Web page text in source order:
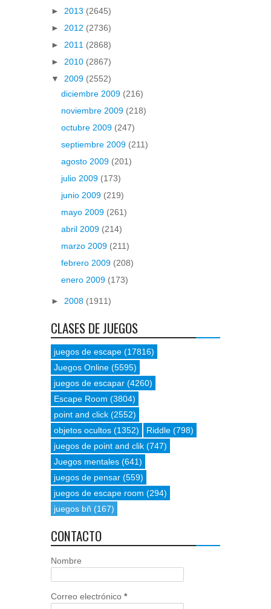
► 2013 (2645)
► 2012 (2736)
► 2011 (2868)
► 2010 (2867)
▼ 2009 (2552)
diciembre 2009 (216)
noviembre 2009 (218)
octubre 2009 (247)
septiembre 2009 (211)
agosto 2009 (201)
julio 2009 (173)
junio 2009 (219)
mayo 2009 (261)
abril 2009 (214)
marzo 2009 (211)
febrero 2009 (208)
enero 2009 (173)
► 2008 (1911)
CLASES DE JUEGOS
juegos de escape (17816)
Juegos Online (5595)
juegos de escapar (4260)
Escape Room (3804)
point and click (2552)
objetos ocultos (1352) Riddle (798)
juegos de point and clik (747)
Juegos mentales (641)
juegos de pensar (559)
juegos de escape room (294)
juegos bñ (167)
CONTACTO
Nombre
Correo electrónico *